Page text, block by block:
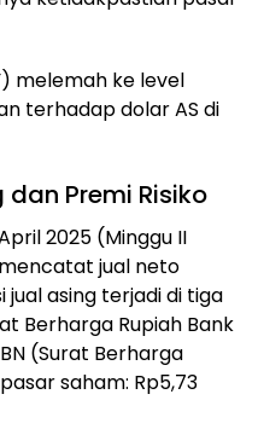
melemah ke level
terhadap dolar AS di
Premi Risiko
2025 (Minggu II
jual neto
jual asing terjadi di tiga
Berharga Rupiah Bank
(Surat Berharga
saham: Rp5,73